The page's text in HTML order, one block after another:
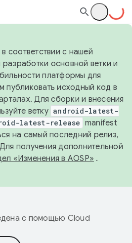
соответствии с нашей
основной ветки и
платформы для
публиковать исходный код в
Для сборки и внесения
ветку android-latest-
latest-release manifest
на самый последний релиз,
получения дополнительной
«Изменения в AOSP» .
с помощью Cloud